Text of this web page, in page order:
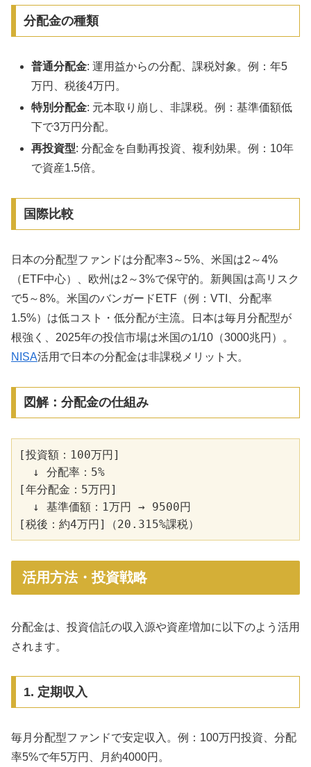
分配金の種類
普通分配金: 運用益からの分配、課税対象。例：年5
万円、税後4万円。
特別分配金: 元本取り崩し、非課税。例：基準価額低
下で3万円分配。
再投資型: 分配金を自動再投資、複利効果。例：10年
で資産1.5倍。
国際比較
日本の分配型ファンドは分配率3～5%、米国は2～4%
（ETF中心）、欧州は2～3%で保守的。新興国は高リスク
で5～8%。米国のバンガードETF（例：VTI、分配率
1.5%）は低コスト・低分配が主流。日本は毎月分配型が
根強く、2025年の投信市場は米国の1/10（3000兆円）。
NISA活用で日本の分配金は非課税メリット大。
図解：分配金の仕組み
[投資額：100万円]
  ↓ 分配率：5%
[年分配金：5万円]
  ↓ 基準価額：1万円 → 9500円
活用方法・投資戦略
分配金は、投資信託の収入源や資産増加に以下のよう活用
されます。
1. 定期収入
毎月分配型ファンドで安定収入。例：100万円投資、分配
率5%で年5万円、月約4000円。